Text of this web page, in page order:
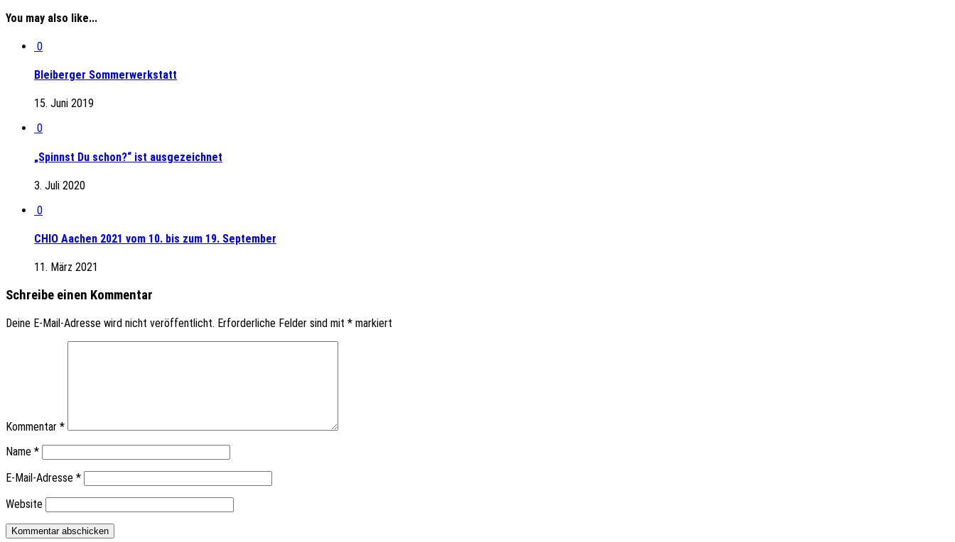
You may also like...
0
Bleiberger Sommerwerkstatt
15. Juni 2019
0
„Spinnst Du schon?“ ist ausgezeichnet
3. Juli 2020
0
CHIO Aachen 2021 vom 10. bis zum 19. September
11. März 2021
Schreibe einen Kommentar
Deine E-Mail-Adresse wird nicht veröffentlicht. Erforderliche Felder sind mit * markiert
Kommentar *
Name *
E-Mail-Adresse *
Website